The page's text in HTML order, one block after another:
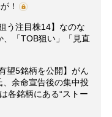
！
う注目株14】なのな
「TOB狙い」「見直
望5銘柄を公開】がん
余命宣告後の集中投
各銘柄にある“ストー